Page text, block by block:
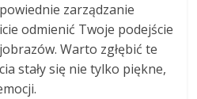
zarządzanie
odmienić Twoje podejście
Warto zgłębić te
stały się nie tylko piękne,